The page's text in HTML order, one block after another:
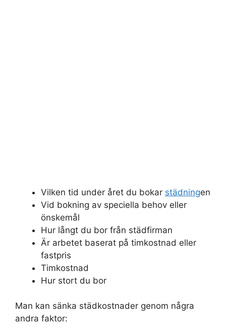
Vilken tid under året du bokar städningen
Vid bokning av speciella behov eller
önskemål
Hur långt du bor från städfirman
Är arbetet baserat på timkostnad eller
fastpris
Timkostnad
Hur stort du bor
Man kan sänka städkostnader genom några
andra faktor: